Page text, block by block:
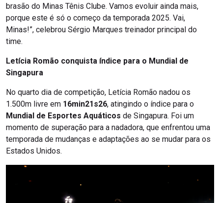
brasão do Minas Tênis Clube. Vamos evoluir ainda mais,
porque este é só o começo da temporada 2025. Vai,
Minas!”, celebrou Sérgio Marques treinador principal do
time.
Letícia Romão conquista índice para o Mundial de
Singapura
No quarto dia de competição, Letícia Romão nadou os
1.500m livre em 16min21s26, atingindo o índice para o
Mundial de Esportes Aquáticos de Singapura. Foi um
momento de superação para a nadadora, que enfrentou uma
temporada de mudanças e adaptações ao se mudar para os
Estados Unidos.